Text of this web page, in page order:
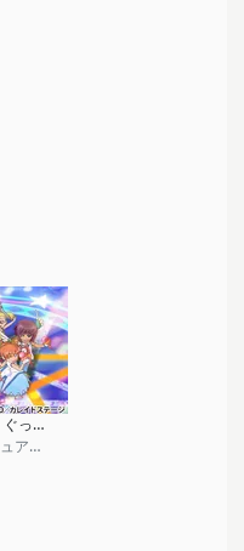
カレイドスター ぐっどだよ！ぐぅーっど！
撮影監督・ビジュアルコーディネイター